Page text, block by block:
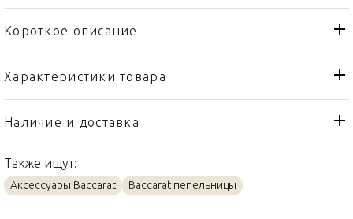
Короткое описание
Характеристики товара
Тип товара
Пепельница
Бренд
Страна производителя
Материал
Хрусталь
Наличие и доставка
Также ищут:
Аксессуары Baccarat Baccarat пепельницы